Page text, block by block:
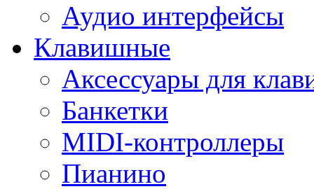
Аудио интерфейсы
Клавишные
Аксессуары для
Банкетки
MIDI-контроллеры
Пианино